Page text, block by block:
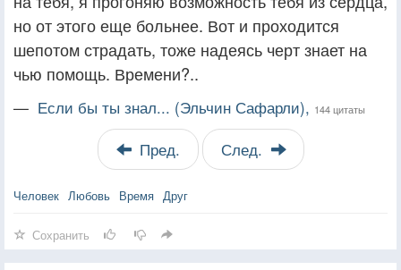
но от этого еще больнее. Вот и проходится
шепотом страдать, тоже надеясь черт знает на
чью помощь. Времени?..
— Если бы ты знал... (Эльчин Сафарли), 144 цитаты
Пред. След.
Человек Любовь Время Друг
Сохранить